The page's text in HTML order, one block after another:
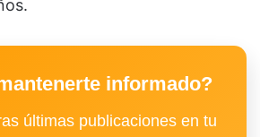
informado?
últimas publicaciones en tu